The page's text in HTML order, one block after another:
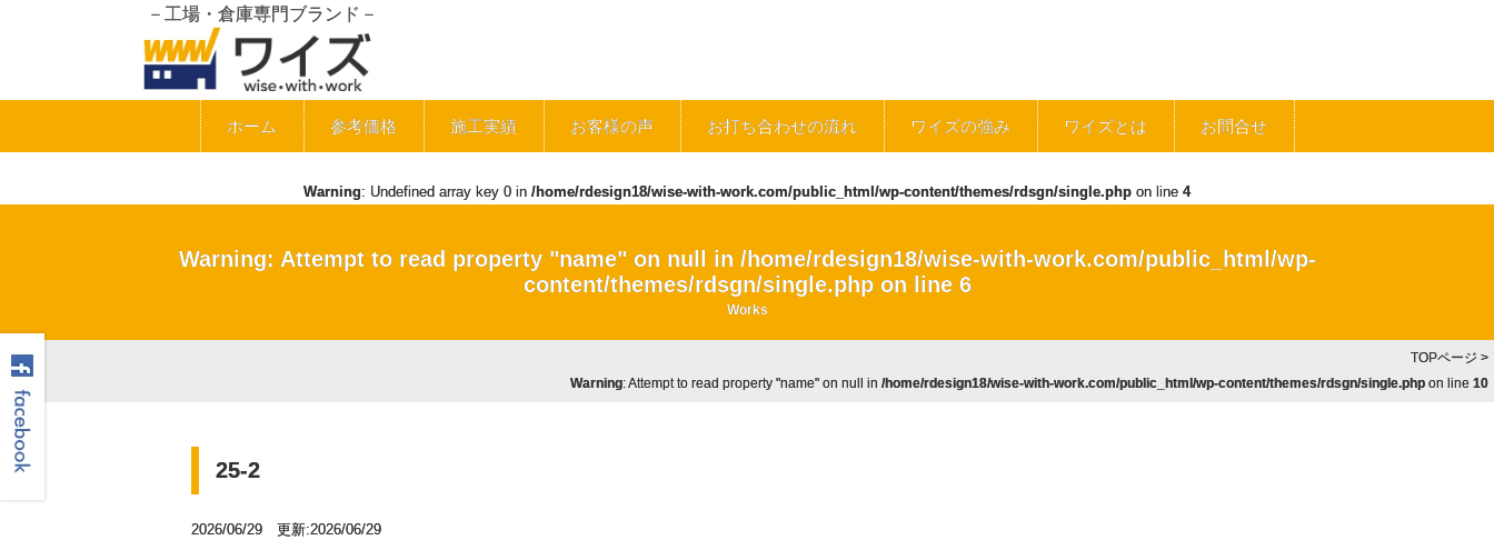
－工場・倉庫専門ブランド－
ホーム 参考価格 施工実績 お客様の声 お打ち合わせの流れ ワイズの強み ワイズとは お問合せ
Warning: Undefined array key 0 in /home/rdesign18/wise-with-work.com/public_html/wp-content/themes/rdsgn/single.php on line 4
Warning: Attempt to read property "name" on null in /home/rdesign18/wise-with-work.com/public_html/wp-
content/themes/rdsgn/single.phpon line 6
Works
TOPページ >
Warning: Attempt to read property "name" on null in /home/rdesign18/wise-with-work.com/public_html/wp-content/themes/rdsgn/single.php on line 10
25-2
2026/06/29 更新:2026/06/29